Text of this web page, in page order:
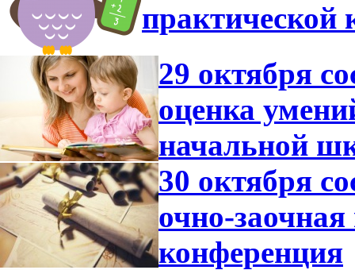
практической
29 октября
оценка
начальной
30 октября
очно-
конференция